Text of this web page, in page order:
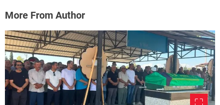
More From Author